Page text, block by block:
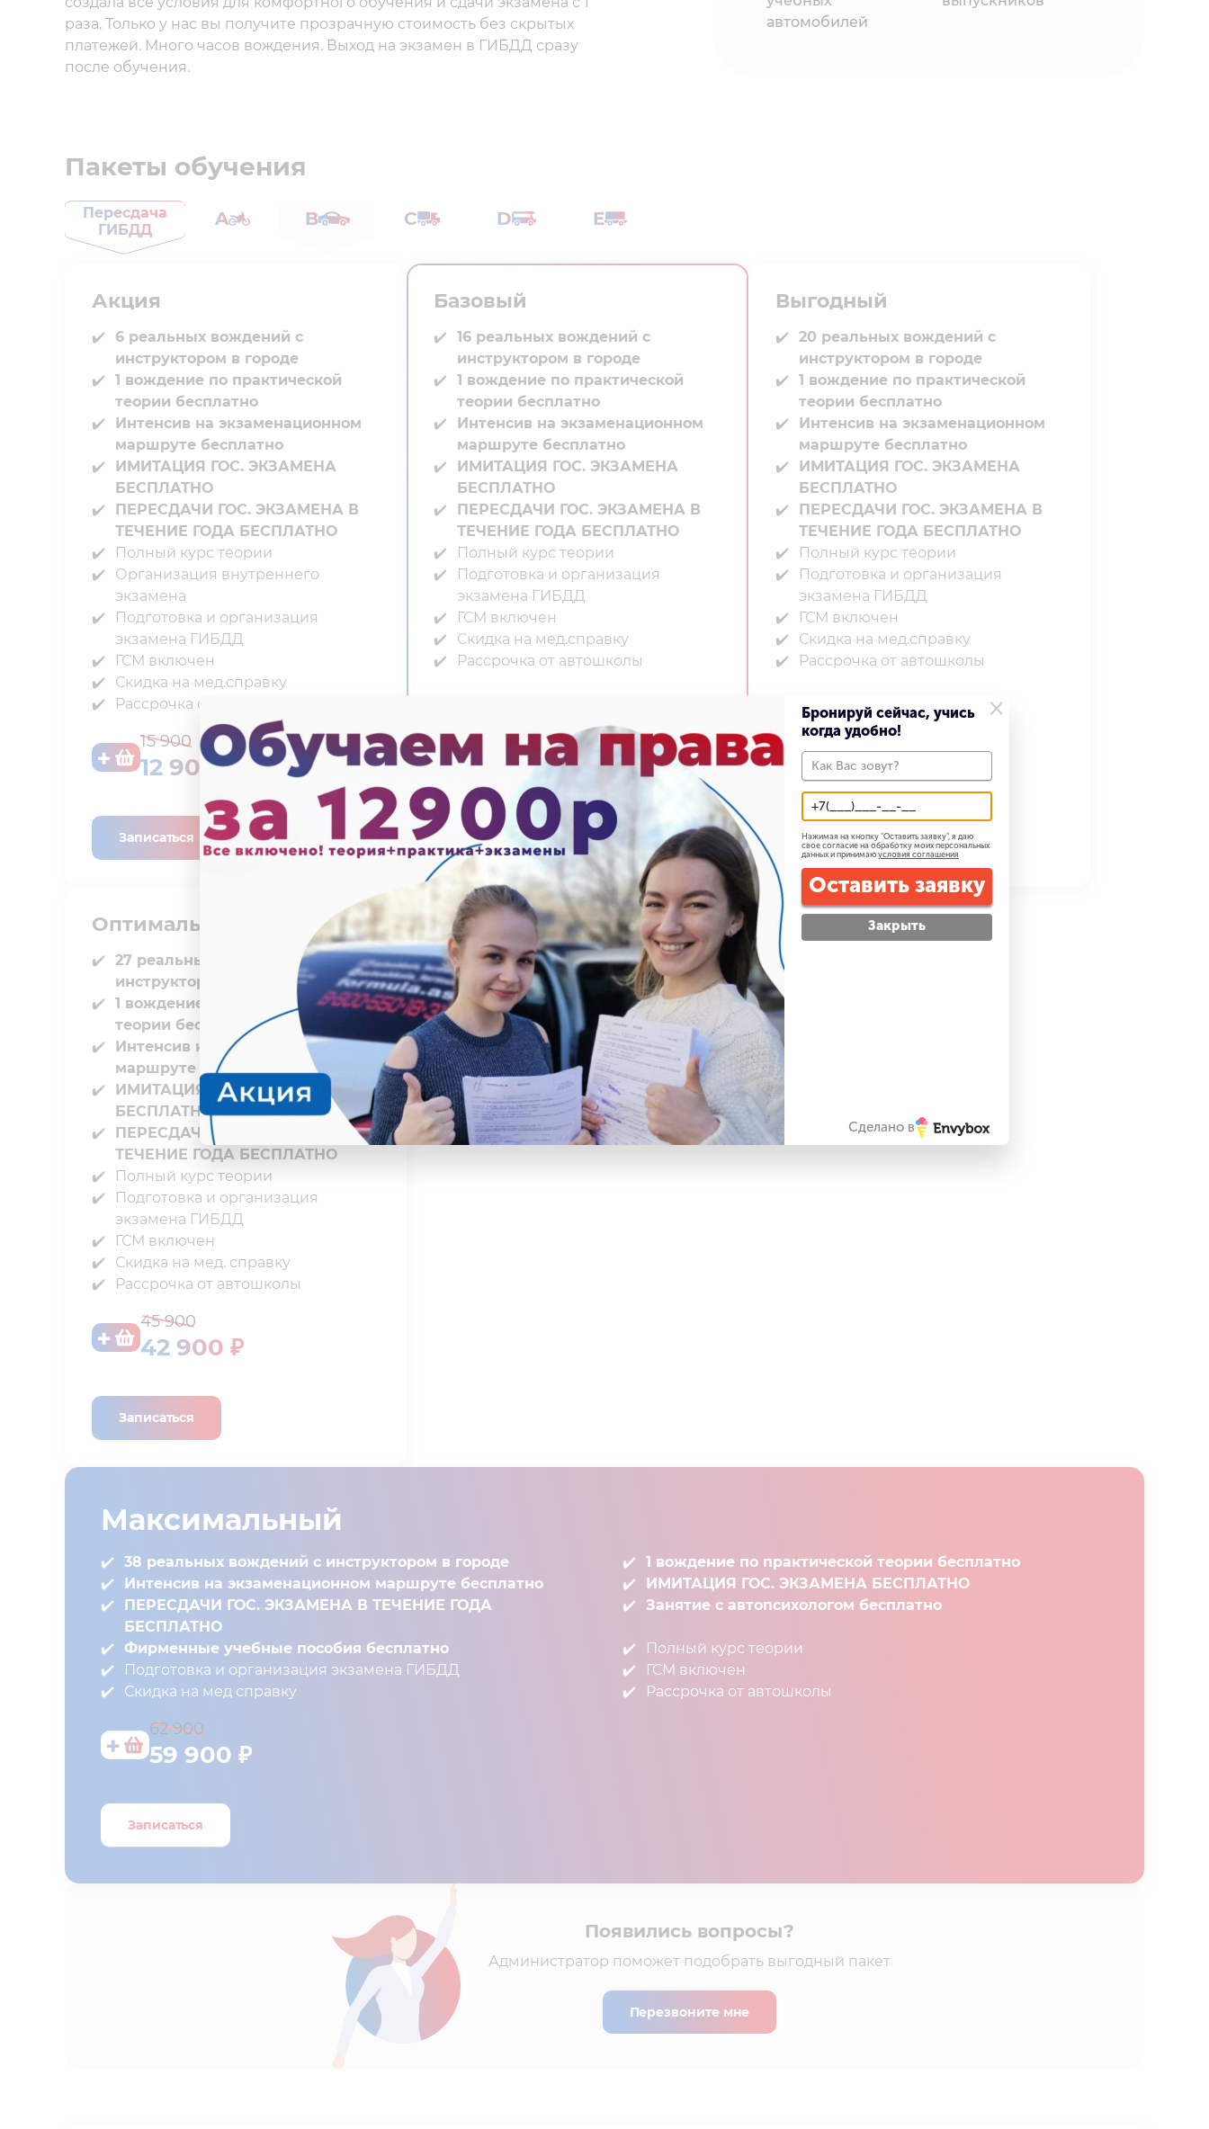
раза. Только у нас вы получите прозрачную стоимость без скрытых
платежей. Много часов вождения. Выход на экзамен в ГИБДД сразу
после обучения.
автомобилей
Пакеты обучения
Пересдача
ГИБДД
A B C D E
Акция
6 реальных вождений с
инструктором в городе⁣⁣
1 вождение по практической
теории бесплатно
Интенсив на экзаменационном
маршруте бесплатно
ИМИТАЦИЯ ГОС. ЭКЗАМЕНА
БЕСПЛАТНО
ПЕРЕСДАЧИ ГОС. ЭКЗАМЕНА В
ТЕЧЕНИЕ ГОДА БЕСПЛАТНО
Полный курс теории⁣⁣
Организация внутреннего
экзамена⁣⁣
Подготовка и организация
экзамена ГИБДД⁣⁣
ГСМ включен⁣⁣
Скидка на мед.справку⁣⁣
Рассрочка от автошколы
15 900
12 900 ₽
Записаться
Базовый
16 реальных вождений с
инструктором в городе⁣⁣
1 вождение по практической
теории бесплатно
Интенсив на экзаменационном
маршруте бесплатно
ИМИТАЦИЯ ГОС. ЭКЗАМЕНА
БЕСПЛАТНО
ПЕРЕСДАЧИ ГОС. ЭКЗАМЕНА В
ТЕЧЕНИЕ ГОДА БЕСПЛАТНО
Полный курс теории⁣⁣
Подготовка и организация
экзамена ГИБДД⁣⁣
ГСМ включен⁣⁣
Скидка на мед.справку⁣⁣
Рассрочка от автошколы
24 900
21 900 ₽
Записаться
Выгодный⁣⁣
20 реальных вождений с
инструктором в городе
1 вождение по практической
теории бесплатно
Интенсив на экзаменационном
маршруте бесплатно
ИМИТАЦИЯ ГОС. ЭКЗАМЕНА
БЕСПЛАТНО
ПЕРЕСДАЧИ ГОС. ЭКЗАМЕНА В
ТЕЧЕНИЕ ГОДА БЕСПЛАТНО
Полный курс теории⁣⁣⁣⁣
Подготовка и организация
экзамена ГИБДД
ГСМ включен⁣⁣⁣⁣
Скидка на мед.справку⁣⁣⁣⁣
Рассрочка от автошколы
32 900
29 900 ₽
Записаться
Оптимальный
27 реальных вождений с
инструктором в городе
1 вождение по практической
теории бесплатно
Интенсив на экзаменационном
маршруте бесплатно
ИМИТАЦИЯ ГОС. ЭКЗАМЕНА
БЕСПЛАТНО⁣⁣
ПЕРЕСДАЧИ ГОС. ЭКЗАМЕНА В
ТЕЧЕНИЕ⁣⁣ ГОДА БЕСПЛАТНО
Полный курс теории⁣⁣
Подготовка и организация
экзамена ГИБДД⁣⁣
ГСМ включен⁣⁣
Скидка на мед. справку⁣⁣
Рассрочка от автошколы
45 900
42 900 ₽
Записаться
Максимальный
38 реальных вождений с инструктором в городе
1 вождение по практической теории бесплатно
Интенсив на экзаменационном маршруте бесплатно
ИМИТАЦИЯ ГОС. ЭКЗАМЕНА БЕСПЛАТНО
ПЕРЕСДАЧИ ГОС. ЭКЗАМЕНА В ТЕЧЕНИЕ ГОДА
БЕСПЛАТНО
Занятие с автопсихологом бесплатно
Фирменные учебные пособия бесплатно⁣⁣
Полный курс теории⁣⁣
Подготовка и организация экзамена ГИБДД⁣⁣
ГСМ включен⁣⁣
Скидка на мед справку⁣⁣
Рассрочка от автошколы
62 900
59 900 ₽
Записаться
Появились вопросы?
Администратор поможет подобрать выгодный пакет
Перезвоните мне
×
Бронируй сейчас, учись
когда удобно!
Нажимая на кнопку "Оставить заявку", я даю
свое согласие на обработку моих персональных
данных и принимаю условия соглашения
Оставить заявку
Закрыть
Сделано в